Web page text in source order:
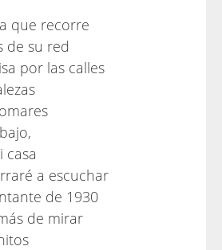
que recorre
de su red
por las calles
casa
a escuchar
de 1930
de mirar